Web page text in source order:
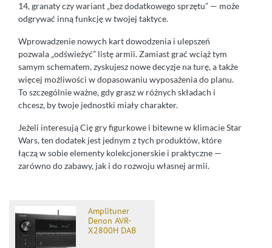
14, granaty czy wariant „bez dodatkowego sprzętu” — może
odgrywać inną funkcję w twojej taktyce.
Wprowadzenie nowych kart dowodzenia i ulepszeń
pozwala „odświeżyć” listę armii. Zamiast grać wciąż tym
samym schematem, zyskujesz nowe decyzje na turę, a także
więcej możliwości w dopasowaniu wyposażenia do planu.
To szczególnie ważne, gdy grasz w różnych składach i
chcesz, by twoje jednostki miały charakter.
Jeżeli interesują Cię gry figurkowe i bitewne w klimacie Star
Wars, ten dodatek jest jednym z tych produktów, które
łączą w sobie elementy kolekcjonerskie i praktyczne —
zarówno do zabawy, jak i do rozwoju własnej armii.
Amplituner
Denon AVR-
X2800H DAB